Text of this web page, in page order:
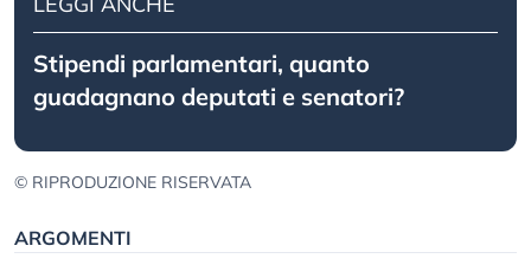
Stipendi parlamentari, quanto
guadagnano deputati e senatori?
© RIPRODUZIONE RISERVATA
ARGOMENTI